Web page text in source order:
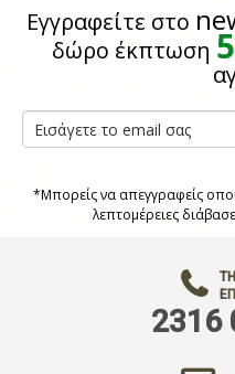
Εγγραφείτε στο
δώρο έκπτωση
*Μπορείς να απεγγραφείς
λεπτομέρειες
2316